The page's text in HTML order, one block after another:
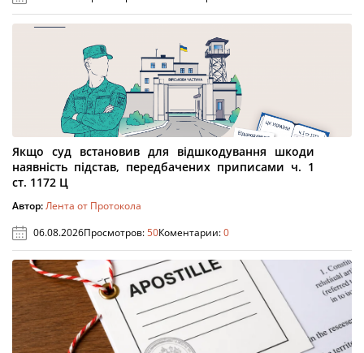
Якщо суд встановив для відшкодування шкоди
наявність підстав, передбачених приписами ч. 1
ст. 1172 Ц
Автор:Лента от Протокола
06.08.2026Просмотров:50Коментарии:0